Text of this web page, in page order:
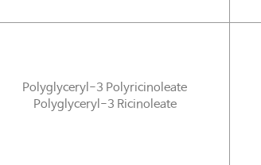
Polyglyceryl-3 Polyricinoleate
Polyglyceryl-3 Ricinoleate